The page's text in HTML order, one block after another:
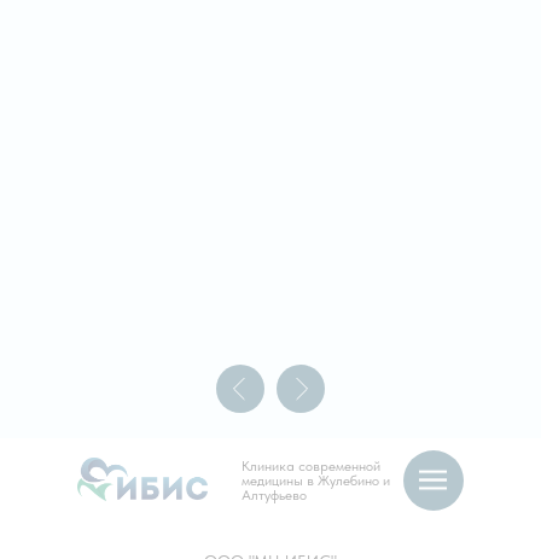
Клиника современной
медицины в Жулебино и
Алтуфьево